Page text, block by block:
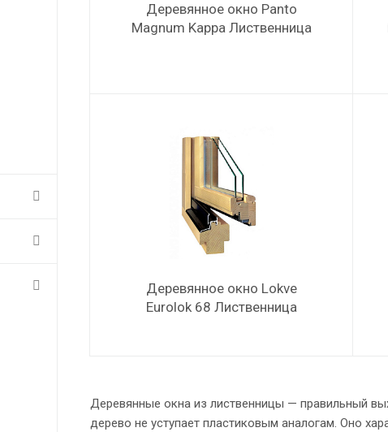
Деревянное окно Panto
Magnum Kappa Лиственница
Деревянное окно Lokve
Eurolok 68 Лиственница
Деревянные окна из лиственницы — правильный
дерево не уступает пластиковым аналогам. Оно